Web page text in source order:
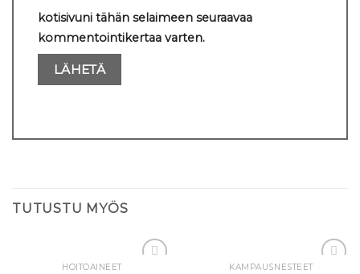
kotisivuni tähän selaimeen seuraavaa
kommentointikertaa varten.
TUTUSTU MYÖS
HOITOAINEET KAMPAUSNESTEET